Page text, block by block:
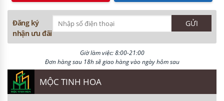
Đăng ký
nhận ưu đãi
Giờ làm việc: 8:00-21:00
Đơn hàng sau 18h sẽ giao hàng vào ngày hôm sau
MỘC TINH HOA